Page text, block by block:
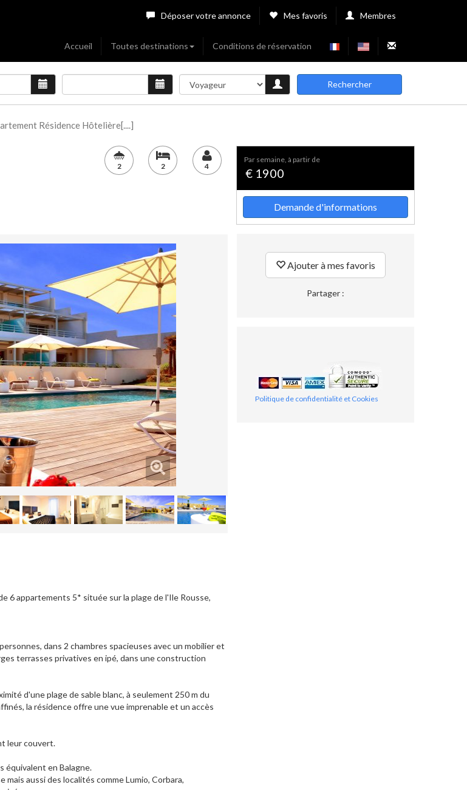
Déposer votre annonce Mes favoris Membres
Accueil Toutes destinations Conditions de réservation
Rechercher
Résidence Hôtelière[....]
2 2 4
6 appartements 5* située sur la plage de l'Ile Rousse,
dans 2 chambres spacieuses avec un mobilier et
terrasses privatives en ipé, dans une construction
d'une plage de sable blanc, à seulement 250 m du
la résidence offre une vue imprenable et un accès
leur couvert.
équivalent en Balagne.
aussi des localités comme Lumio, Corbara,
par semaine, à partir de
€ 1900
Demande d'informations
Ajouter à mes favoris
Partager :
Politique de confidentialité et Cookies